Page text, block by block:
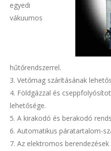
egyedi
vákuumos
hűtőrendszerrel.
3. Vetőmag szárításának
4. Földgázzal és
lehetősége.
5. A kirakodó és berakodó
6. Automatikus páratartalom-
7. Az elektromos